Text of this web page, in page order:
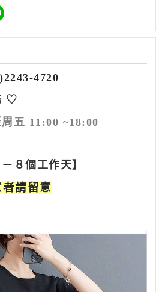
4720
♡
五 11:00 ~18:00
８個工作天】
請留意